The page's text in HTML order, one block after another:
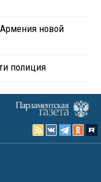
Армения новой
полиция